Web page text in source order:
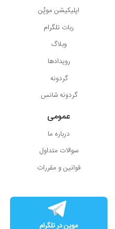
اپلیکیشن موپُن
ربات تلگرام
وبلاگ
رویدادها
گردونه
گردونه شانس
عمومی
درباره ما
سوالات متداول
قوانین و مقررات